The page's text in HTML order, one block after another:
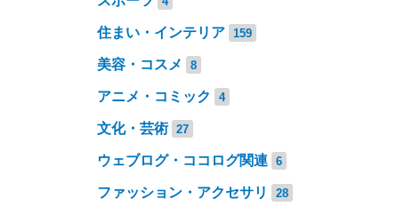
住まい・インテリア 159
美容・コスメ 8
アニメ・コミック 4
文化・芸術 27
ウェブログ・ココログ関連 6
ファッション・アクセサリ 28